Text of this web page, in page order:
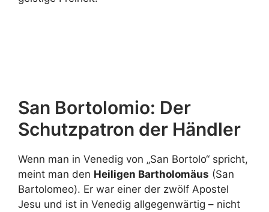
San Bortolomio: Der
Schutzpatron der Händler
Wenn man in Venedig von „San Bortolo“ spricht,
meint man den Heiligen Bartholomäus (San
Bartolomeo). Er war einer der zwölf Apostel
Jesu und ist in Venedig allgegenwärtig – nicht